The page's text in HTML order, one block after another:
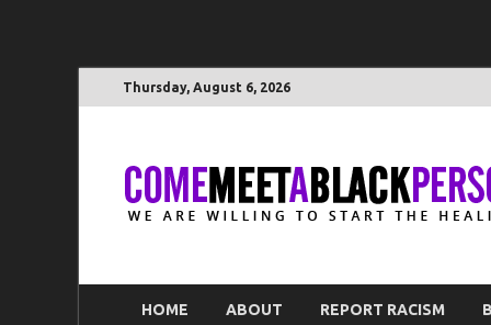
Thursday, August 6, 2026
HOME ABOUT REPORT RACISM